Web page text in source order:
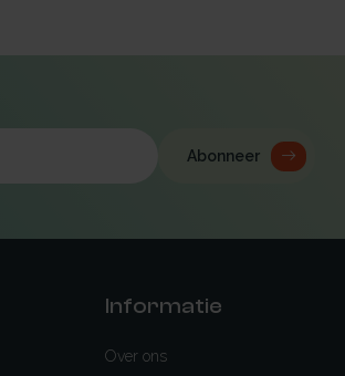
Abonneer
Informatie
Over ons